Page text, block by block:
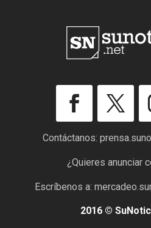
Contáctanos:
¿Quieres anunciar
Escríbenos a:
2016 ©